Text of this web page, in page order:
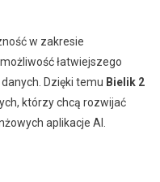
w zakresie
łatwiejszego
Dzięki temu Bielik 2
którzy chcą rozwijać
aplikacje AI.